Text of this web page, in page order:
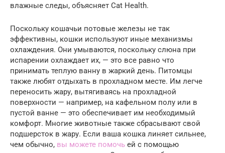
влажные следы, объясняет Cat Health.
Поскольку кошачьи потовые железы не так
эффективны, кошки используют иные механизмы
охлаждения. Они умываются, поскольку слюна при
испарении охлаждает их, — это все равно что
принимать теплую ванну в жаркий день. Питомцы
также любят отдыхать в прохладном месте. Им легче
переносить жару, вытягиваясь на прохладной
поверхности — например, на кафельном полу или в
пустой ванне — это обеспечивает им необходимый
комфорт. Многие животные также сбрасывают свой
подшерсток в жару. Если ваша кошка линяет сильнее,
чем обычно, вы можете помочь ей с помощью